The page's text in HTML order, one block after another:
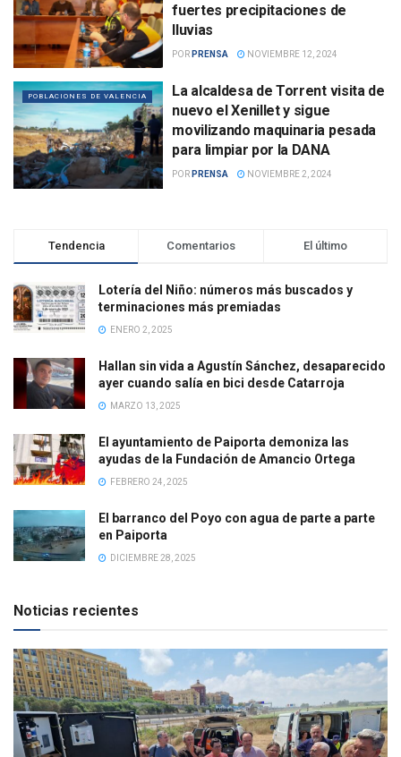
fuertes precipitaciones de
lluvias
POR PRENSA NOVIEMBRE 12, 2024
POBLACIONES DE VALENCIA
La alcaldesa de Torrent visita de
nuevo el Xenillet y sigue
movilizando maquinaria pesada
para limpiar por la DANA
POR PRENSA NOVIEMBRE 2, 2024
Tendencia Comentarios El último
Lotería del Niño: números más buscados y
terminaciones más premiadas
ENERO 2, 2025
Hallan sin vida a Agustín Sánchez, desaparecido
ayer cuando salía en bici desde Catarroja
MARZO 13, 2025
El ayuntamiento de Paiporta demoniza las
ayudas de la Fundación de Amancio Ortega
FEBRERO 24, 2025
El barranco del Poyo con agua de parte a parte
en Paiporta
DICIEMBRE 28, 2025
Noticias recientes